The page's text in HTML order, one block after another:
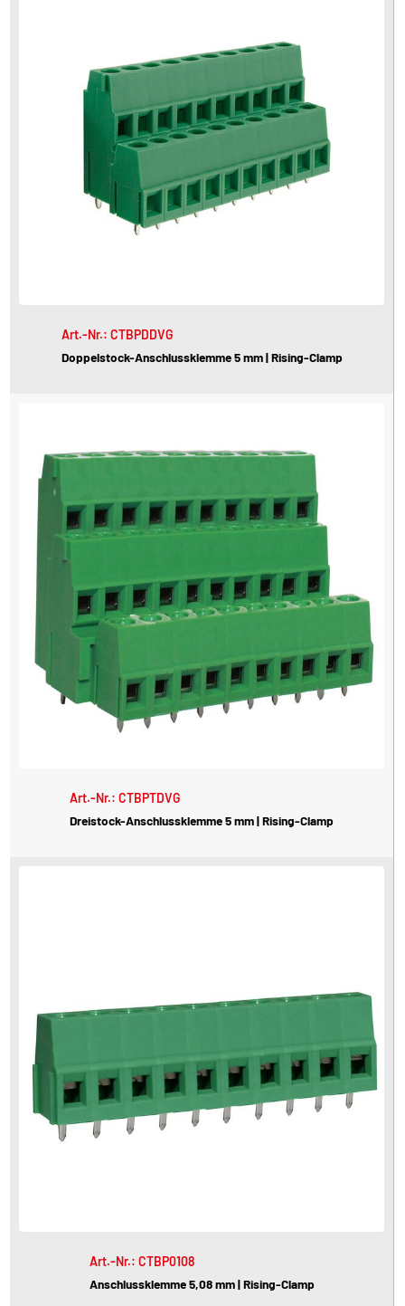
Art.-Nr.: CTBPDDVG
Doppelstock-Anschlussklemme 5 mm | Rising-Clamp
Art.-Nr.: CTBPTDVG
Dreistock-Anschlussklemme 5 mm | Rising-Clamp
Art.-Nr.: CTBP0108
Anschlussklemme 5,08 mm | Rising-Clamp